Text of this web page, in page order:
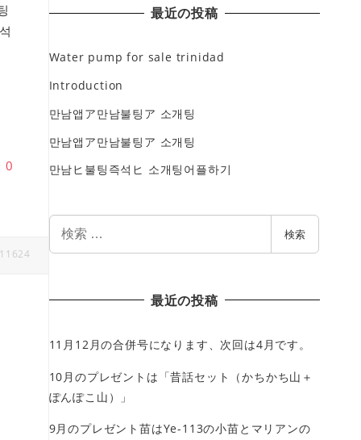
0
最近の投稿
Water pump for sale trinidad
Introduction
만남앱ア만남불팅ア 소개팅
만남앱ア만남불팅ア 소개팅
만남ヒ불팅즉석ヒ 소개팅어플하기
検索
最近の投稿
11月12月の合併号になります、次回は4月です。
10月のプレゼントは「昔話セット（かちかち山＋
ぽんぽこ山）」
9月のプレゼント苗はYe-113の小苗とマリアンの